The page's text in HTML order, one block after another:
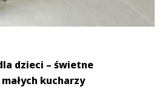
dzieci – świetne
kucharzy